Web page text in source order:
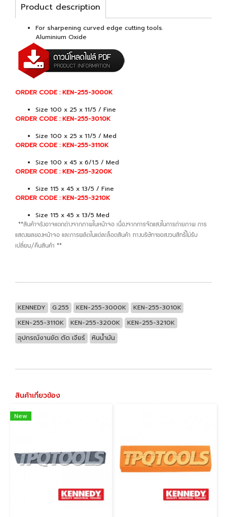
Product description
For sharpening curved edge cutting tools.
Aluminium Oxide
ORDER CODE : KEN-255-3000K
Size 100 x 25 x 11/5 / Fine
ORDER CODE : KEN-255-3010K
Size 100 x 25 x 11/5 / Med
ORDER CODE : KEN-255-3110K
Size 100 x 45 x 6/1.5 / Med
ORDER CODE : KEN-255-3200K
Size 115 x 45 x 13/5 / Fine
ORDER CODE : KEN-255-3210K
Size 115 x 45 x 13/5 Med
**สินค้าจริงอาจแตกต่างจากภาพในหน้าจอ เนื่องจากการจัดแสงในการถ่ายภาพ การ
แสดงผลของหน้าจอ และการผลิตในแต่ละล็อตสินค้า ทางบริษัทฯขอสงวนสิทธิ์ไม่รับ
เปลี่ยน/คืนสินค้า **
KENNEDY G.255 KEN-255-3000K
KEN-255-3010K
KEN-255-3110K
KEN-255-3200K
KEN-255-3210K
อุปกรณ์งานขัด ตัด เจียร์
หินน้ำมัน
สินค้าเกี่ยวข้อง
New